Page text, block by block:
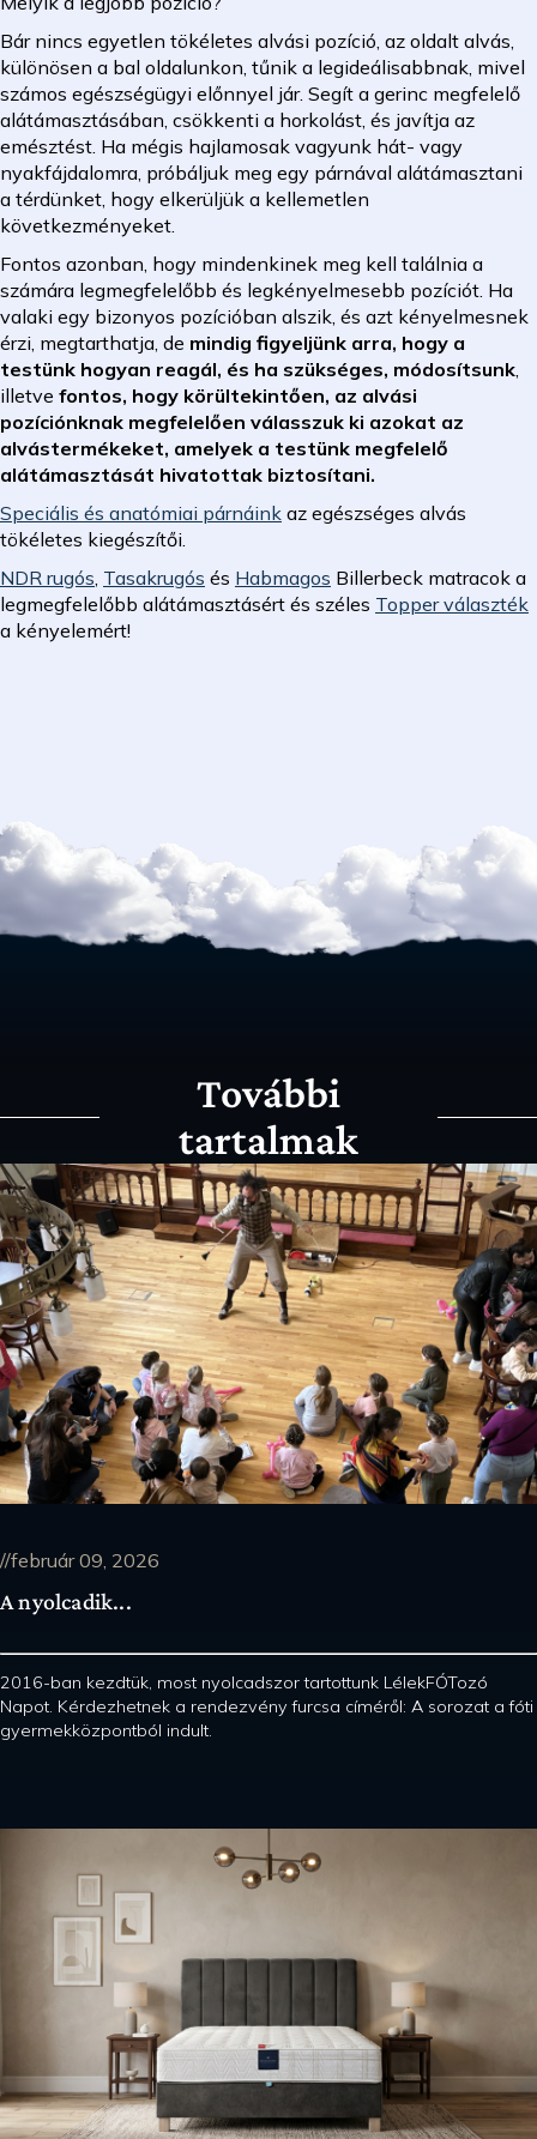
Bár nincs egyetlen tökéletes alvási pozíció, az oldalt alvás,
különösen a bal oldalunkon, tűnik a legideálisabbnak, mivel
számos egészségügyi előnnyel jár. Segít a gerinc megfelelő
alátámasztásában, csökkenti a horkolást, és javítja az
emésztést. Ha mégis hajlamosak vagyunk hát- vagy
nyakfájdalomra, próbáljuk meg egy párnával alátámasztani
a térdünket, hogy elkerüljük a kellemetlen
következményeket.
Fontos azonban, hogy mindenkinek meg kell találnia a
számára legmegfelelőbb és legkényelmesebb pozíciót. Ha
valaki egy bizonyos pozícióban alszik, és azt kényelmesnek
érzi, megtarthatja, de mindig figyeljünk arra, hogy a
testünk hogyan reagál, és ha szükséges, módosítsunk,
illetve fontos, hogy körültekintően, az alvási
pozíciónknak megfelelően válasszuk ki azokat az
alvástermékeket, amelyek a testünk megfelelő
alátámasztását hivatottak biztosítani.
Speciális és anatómiai párnáink az egészséges alvás
tökéletes kiegészítői.
NDR rugós, Tasakrugós és Habmagos Billerbeck matracok a
legmegfelelőbb alátámasztásért és széles Topper választék
a kényelemért!
További
tartalmak
//február 09, 2026
A nyolcadik...
2016-ban kezdtük, most nyolcadszor tartottunk LélekFÓTozó
Napot. Kérdezhetnek a rendezvény furcsa címéről: A sorozat a fóti
gyermekközpontból indult.